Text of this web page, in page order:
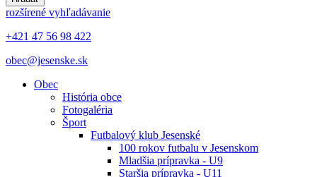
rozšírené vyhľadávanie
+421 47 56 98 422
obec@jesenske.sk
Obec
História obce
Fotogaléria
Šport
Futbalový klub Jesenské
100 rokov futbalu v Jesenskom
Mladšia prípravka - U9
Staršia prípravka - U11